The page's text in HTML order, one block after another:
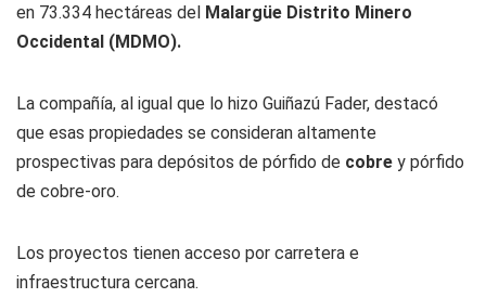
en 73.334 hectáreas del Malargüe Distrito Minero
Occidental (MDMO).
La compañía, al igual que lo hizo Guiñazú Fader, destacó
que esas propiedades se consideran altamente
prospectivas para depósitos de pórfido de cobre y pórfido
de cobre-oro.
Los proyectos tienen acceso por carretera e
infraestructura cercana.